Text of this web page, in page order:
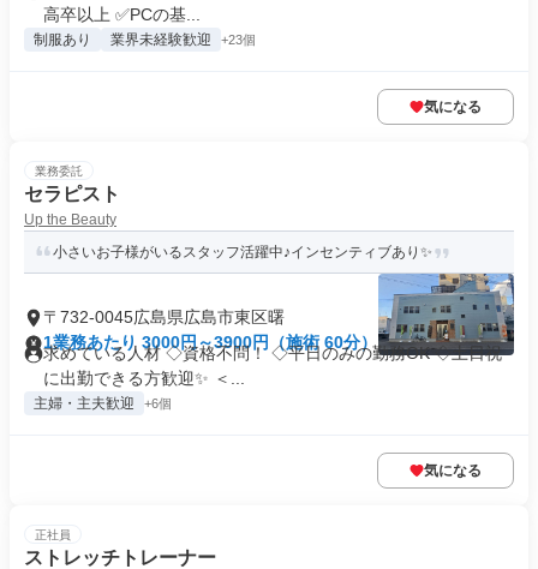
高卒以上 ✅PCの基...
制服あり 業界未経験歓迎 +23個
気になる
業務委託
セラピスト
Up the Beauty
小さいお子様がいるスタッフ活躍中♪インセンティブあり✨
〒732-0045広島県広島市東区曙
1業務あたり 3000円～3900円（施術 60分）
求めている人材 ◇資格不問！ ◇平日のみの勤務OK ◇土日祝
に出勤できる方歓迎✨ ＜...
主婦・主夫歓迎 +6個
気になる
正社員
ストレッチトレーナー